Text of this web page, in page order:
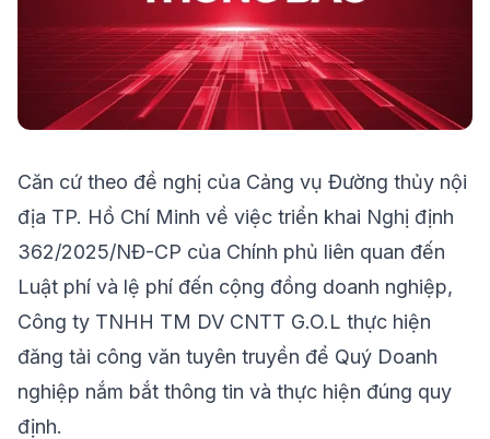
Căn cứ theo đề nghị của Cảng vụ Đường thủy nội
địa TP. Hồ Chí Minh về việc triển khai Nghị định
362/2025/NĐ-CP của Chính phủ liên quan đến
Luật phí và lệ phí đến cộng đồng doanh nghiệp,
Công ty TNHH TM DV CNTT G.O.L thực hiện
đăng tải công văn tuyên truyền để Quý Doanh
nghiệp nắm bắt thông tin và thực hiện đúng quy
định.